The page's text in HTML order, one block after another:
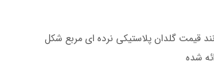
قیمت گلدان پلاستیکی نرده ای مربع شکل
شده